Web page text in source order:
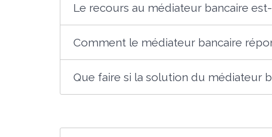
Le recours au médiateur bancaire
Comment le médiateur bancaire
Que faire si la solution du médiateur